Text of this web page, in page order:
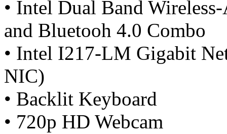
• Intel Dual Band
and Bluetooh 4.0 Combo
• Intel I217-LM Gigabit
NIC)
• Backlit Keyboard
• 720p HD Webcam